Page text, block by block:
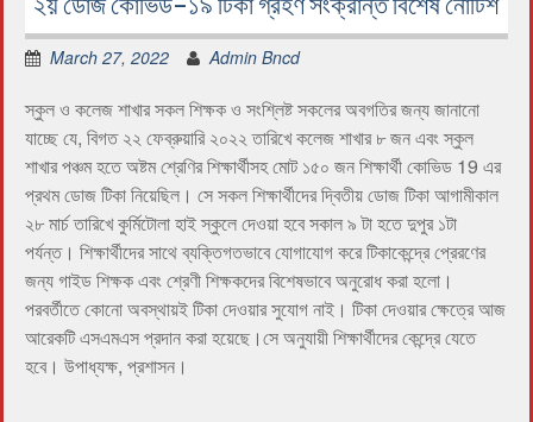
March 27, 2022 Admin Bncd
স্কুল ও কলেজ শাখার সকল শিক্ষক ও সংশ্লিষ্ট সকলের অবগতির জন্য জানানো
যাচ্ছে যে, বিগত ২২ ফেব্রুয়ারি ২০২২ তারিখে কলেজ শাখার ৮ জন এবং স্কুল
শাখার পঞ্চম হতে অষ্টম শ্রেণির শিক্ষার্থীসহ মোট ১৫০ জন শিক্ষার্থী কোভিড 19 এর
প্রথম ডোজ টিকা নিয়েছিল। সে সকল শিক্ষার্থীদের দ্বিতীয় ডোজ টিকা আগামীকাল
২৮ মার্চ তারিখে কুর্মিটোলা হাই স্কুলে দেওয়া হবে সকাল ৯ টা হতে দুপুর ১টা
পর্যন্ত। শিক্ষার্থীদের সাথে ব্যক্তিগতভাবে যোগাযোগ করে টিকাকেন্দ্রে প্রেরণের
জন্য গাইড শিক্ষক এবং শ্রেণী শিক্ষকদের বিশেষভাবে অনুরোধ করা হলো।
পরবর্তীতে কোনো অবস্থায়ই টিকা দেওয়ার সুযোগ নাই। টিকা দেওয়ার ক্ষেত্রে আজ
আরেকটি এসএমএস প্রদান করা হয়েছে।সে অনুযায়ী শিক্ষার্থীদের কেন্দ্রে যেতে
হবে। উপাধ্যক্ষ, প্রশাসন।